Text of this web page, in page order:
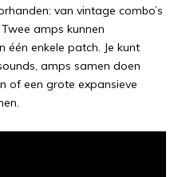
van vintage combo’s
amps kunnen
enkele patch. Je kunt
amps samen doen
of een grote expansieve